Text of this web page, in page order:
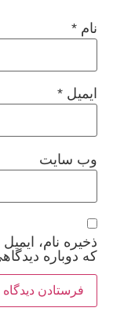
نام *
ایمیل *
وب‌ سایت
ذخیره نام،
که دوباره